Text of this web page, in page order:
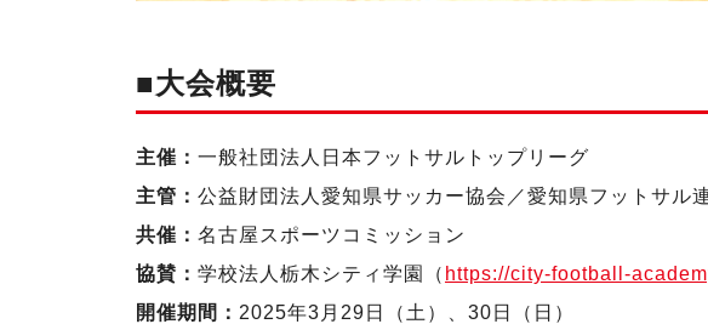
■大会概要
主催： 一般社団法人日本フットサルトップリーグ
主管： 公益財団法人愛知県サッカー協会／愛知県フットサル
共催： 名古屋スポーツコミッション
協賛： 学校法人栃木シティ学園（ https://city-football-
開催期間： 2025年3月29日（土）、30日（日）